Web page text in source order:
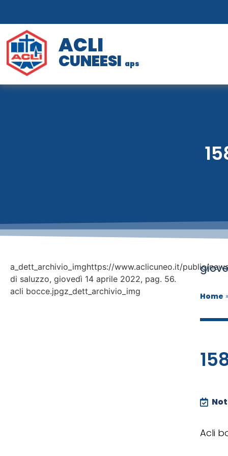
ACLI
CUNEESI aps
a_dett_archivio_imghttps://www.aclicuneo.it/public/
di saluzzo, giovedì 14 aprile 2022, pag. 56.
acli bocce.jpgz_dett_archivio_img
Home
Acli